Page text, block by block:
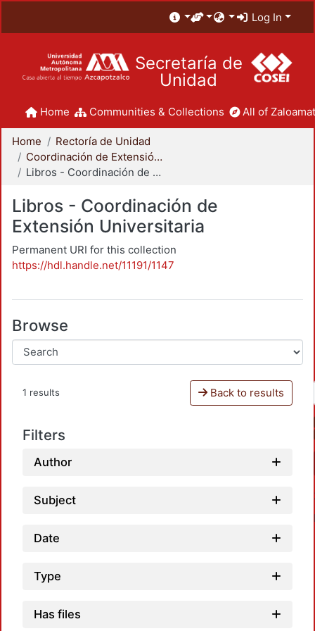
Log In
Secretaría de
Unidad
Home Communities & Collections All of
Home
Rectoría de Unidad
Coordinación de Extensión Universitaria
Libros - Coordinación de Extensión Universitaria
Libros - Coordinación de
Extensión Universitaria
Permanent URI for this collection
https://hdl.handle.net/11191/1147
Browse
1 results Back to results
Filters
Author
Subject
Date
Type
Has files